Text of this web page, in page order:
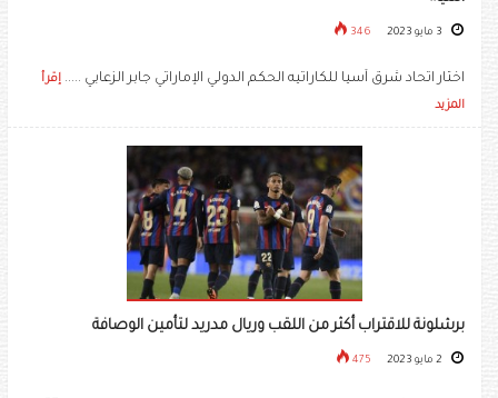
346
اختار اتحاد شرق آسيا للكاراتيه الحكم الدولي الإماراتي جابر الزعابي ..... إقرأ
المزيد
برشلونة للاقتراب أكثر من اللقب وريال مدريد لتأمين الوصافة
475